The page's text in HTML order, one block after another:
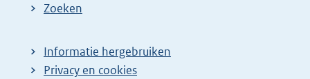
Zoeken
Informatie hergebruiken
Privacy en cookies